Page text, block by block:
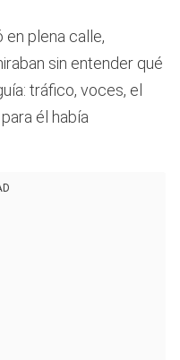
en plena calle,
sin entender qué
tráfico, voces, el
él había